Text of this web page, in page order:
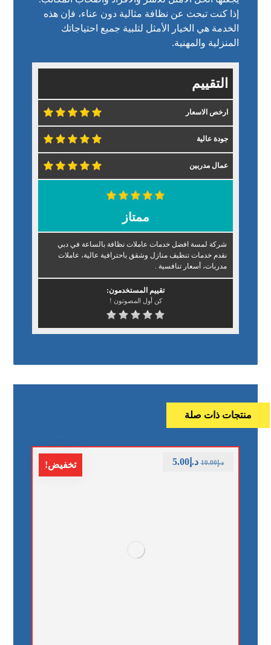
إذا كنت تبحث عن نظافة مثالية دون عناء، فإن هذه
الخدمة هي الخيار الأمثل لتلبية جميع احتياجاتك
المنزلية والمهنية.
التقييم
ارخص الاسعار
جودة عالية
عمال مدربين
ممتاز
شركة لمسة افضل خدمات عاملات نظافة بالساعة في دبي
نقدم خدمات تنظيف منازل وشقق باحترافية عالية، عاملات
مدربات، أسعار تنافسية .
تقييم المستخدمون:
كن أول المصوتون !
منتجات ذات صلة
تخفيض! د.إ10.00 د.إ5.00